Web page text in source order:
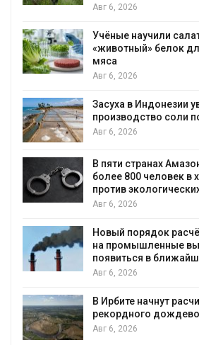
Авг 6, 2026
Учёные научили
«животный» белок
мяса
Авг 6, 2026
Засуха в Индонезии
производство соли
Авг 6, 2026
В пяти странах
более 800 человек в
против
Авг 6, 2026
Новый порядок
на промышленные
появиться в
Авг 6, 2026
В Ирбите начнут
рекордного
Авг 6, 2026